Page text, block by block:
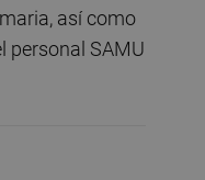
así como
personal SAMU